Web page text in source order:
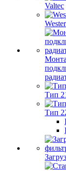
Valtec
Wester
Тип
Тип